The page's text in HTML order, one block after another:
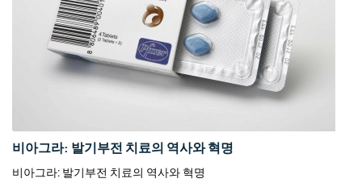
비아그라: 발기부전 치료의 역사와 혁명
비아그라: 발기부전 치료의 역사와 혁명